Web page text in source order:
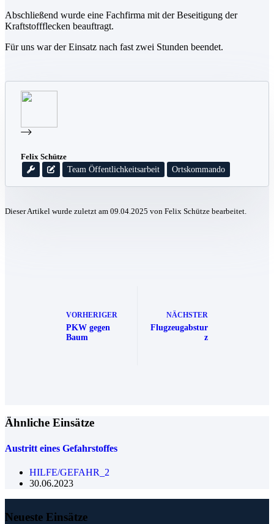
Abschließend wurde eine Fachfirma mit der Beseitigung der
Kraftstoffflecken beauftragt.
Für uns war der Einsatz nach fast zwei Stunden beendet.
Felix Schütze
Team Öffentlichkeitsarbeit Ortskommando
Dieser Artikel wurde zuletzt am 09.04.2025 von Felix Schütze bearbeitet.
VORHERIGER
PKW gegen
Baum
NÄCHSTER
Flugzeugabstur
z
Ähnliche Einsätze
Austritt eines Gefahrstoffes
HILFE/GEFAHR_2
30.06.2023
Neueste Einsätze